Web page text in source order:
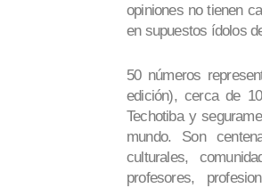
opiniones no tienen
en supuestos ídolos
50 números
edición), cerca de
Techotiba y
mundo. Son
culturales,
profesores,